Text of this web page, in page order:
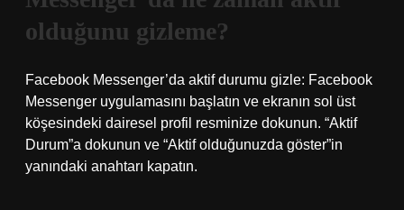
olduğunu gizleme?
Facebook Messenger’da aktif durumu gizle: Facebook
Messenger uygulamasını başlatın ve ekranın sol üst
köşesindeki dairesel profil resminize dokunun. “Aktif
Durum”a dokunun ve “Aktif olduğunuzda göster”in
yanındaki anahtarı kapatın.